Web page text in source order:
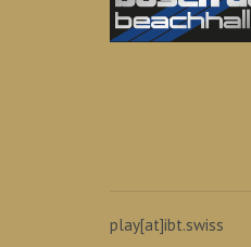
play[at]ibt.swiss